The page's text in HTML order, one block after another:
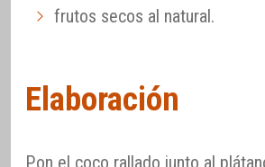
frutos secos al natural.
Elaboración
Pon el coco rallado junto al